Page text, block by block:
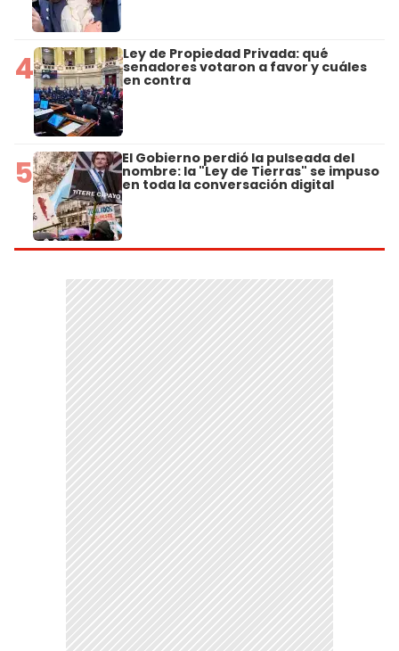
4 Ley de Propiedad Privada: qué
senadores votaron a favor y cuáles
en contra
5 El Gobierno perdió la pulseada del
nombre: la "Ley de Tierras" se impuso
en toda la conversación digital